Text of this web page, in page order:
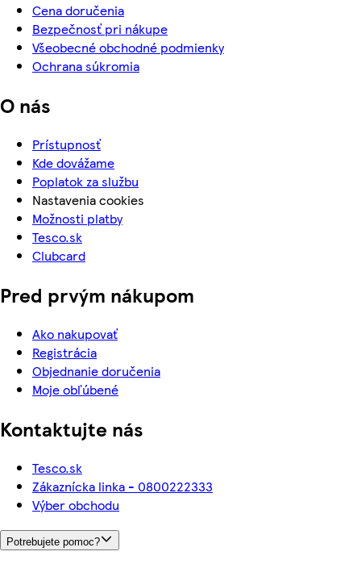
Cena doručenia
Bezpečnosť pri nákupe
Všeobecné obchodné podmienky
Ochrana súkromia
O nás
Prístupnosť
Kde dovážame
Poplatok za službu
Nastavenia cookies
Možnosti platby
Tesco.sk
Clubcard
Pred prvým nákupom
Ako nakupovať
Registrácia
Objednanie doručenia
Moje obľúbené
Kontaktujte nás
Tesco.sk
Zákaznícka linka - 0800222333
Výber obchodu
Potrebujete pomoc?